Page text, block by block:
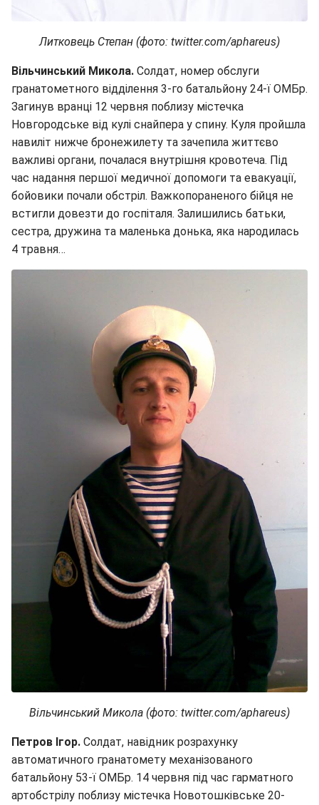
Литковець Степан (фото: twitter.com/aphareus)
Вільчинський Микола. Солдат, номер обслуги
гранатометного відділення 3-го батальйону 24-ї ОМБр.
Загинув вранці 12 червня поблизу містечка
Новгородське від кулі снайпера у спину. Куля пройшла
навиліт нижче бронежилету та зачепила життєво
важливі органи, почалася внутрішня кровотеча. Під
час надання першої медичної допомоги та евакуації,
бойовики почали обстріл. Важкопораненого бійця не
встигли довезти до госпіталя. Залишились батьки,
сестра, дружина та маленька донька, яка народилась
4 травня…
Вільчинський Микола (фото: twitter.com/aphareus)
Петров Ігор. Солдат, навідник розрахунку
автоматичного гранатомету механізованого
батальйону 53-ї ОМБр. 14 червня під час гарматного
артобстрілу поблизу містечка Новотошківське 20-